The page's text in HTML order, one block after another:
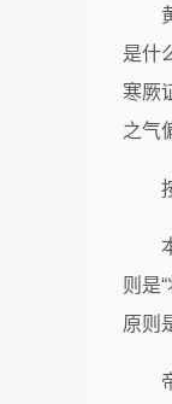
是什
寒厥
之气
则是
原则